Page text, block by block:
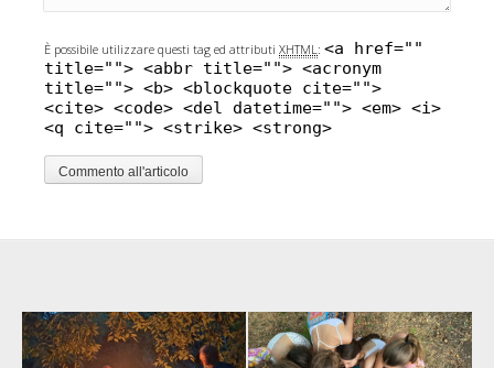
È possibile utilizzare questi tag ed attributi XHTML : <a href=""
title=""> <abbr title=""> <acronym
title=""> <b> <blockquote cite="">
<cite> <code> <del datetime=""> <em> <i>
<q cite=""> <strike> <strong>